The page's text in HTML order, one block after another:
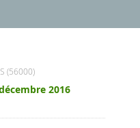
(56000)
2016